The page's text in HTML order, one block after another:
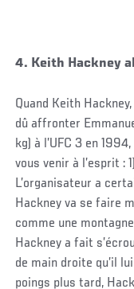
4. Keith Hackney
Quand Keith
dû affronter
kg) à l’UFC 3 en
vous venir à l’esprit :
L’organisateur a
Hackney va se faire
comme une
Hackney a fait
de main droite qu’il
poings plus tard,